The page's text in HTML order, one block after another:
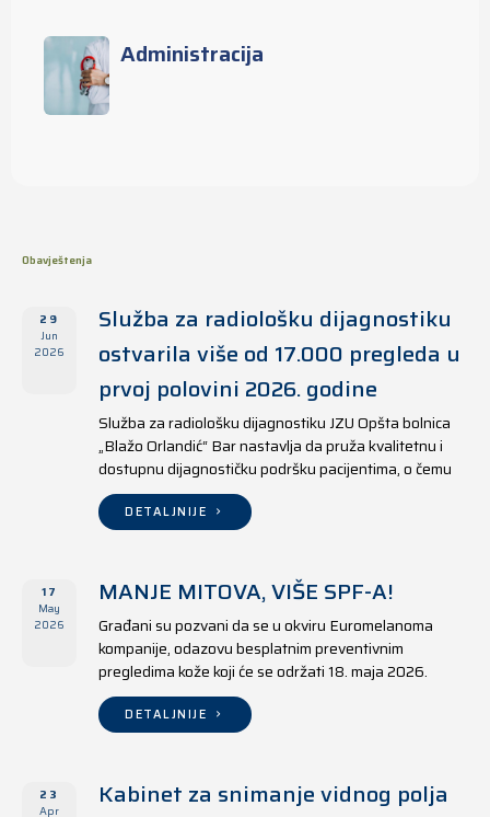
Administracija
Obavještenja
29
Jun
2026
Služba za radiološku dijagnostiku
ostvarila više od 17.000 pregleda u
prvoj polovini 2026. godine
Služba za radiološku dijagnostiku JZU Opšta bolnica
„Blažo Orlandić“ Bar nastavlja da pruža kvalitetnu i
dostupnu dijagnostičku podršku pacijentima, o čemu
svjedoče i rezultati ostvareni u periodu od 1. januara
do 17. juna 2026. godine.
DETALJNIJE
17
May
2026
MANJE MITOVA, VIŠE SPF-A!
Građani su pozvani da se u okviru Euromelanoma
kompanije, odazovu besplatnim preventivnim
pregledima kože koji će se održati 18. maja 2026.
godine u jedanaest opština širom Crne Gore, kako u
državnim tako i u privatnim zdravstvenim ustanovama.
DETALJNIJE
23
Apr
Kabinet za snimanje vidnog polja